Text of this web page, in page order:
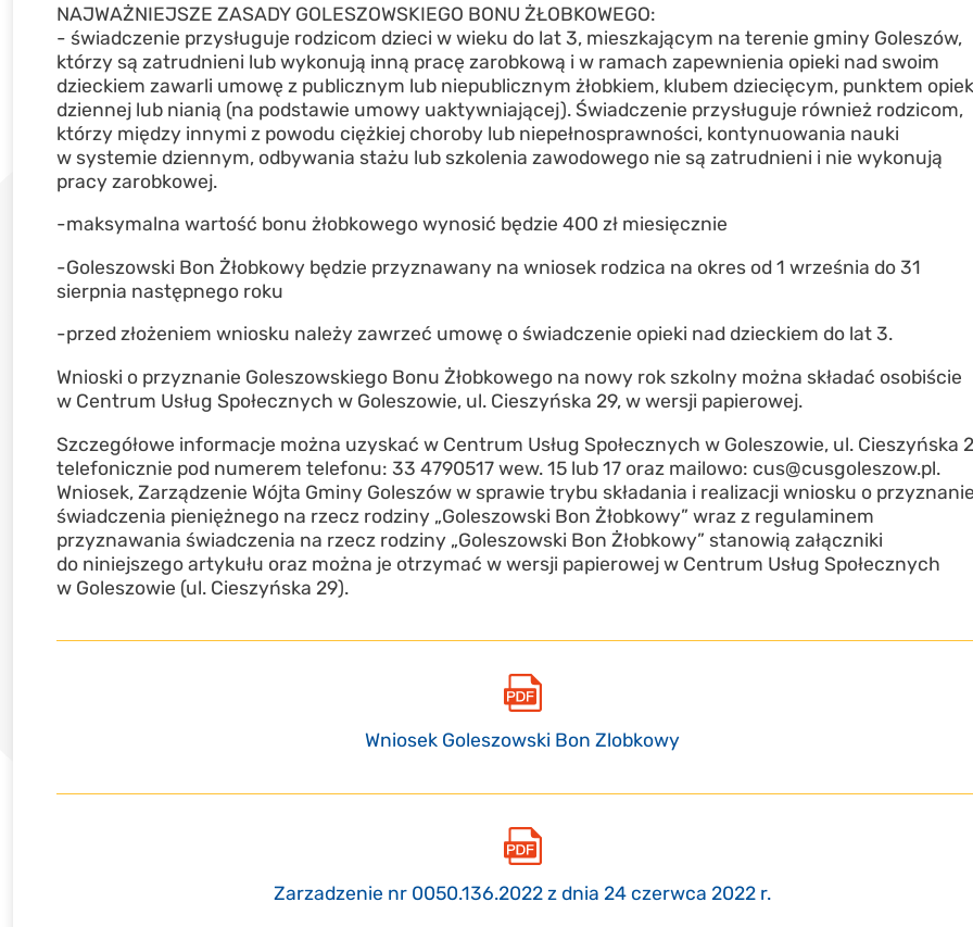
NAJWAŻNIEJSZE ZASADY GOLESZOWSKIEGO BONU ŻŁOBKOWEGO:
- świadczenie przysługuje rodzicom dzieci w wieku do lat 3, mieszkającym na terenie gminy Goleszów,
którzy są zatrudnieni lub wykonują inną pracę zarobkową i w ramach zapewnienia opieki nad swoim
dzieckiem zawarli umowę z publicznym lub niepublicznym żłobkiem, klubem dziecięcym, punktem
dziennej lub nianią (na podstawie umowy uaktywniającej). Świadczenie przysługuje również rodzicom,
którzy między innymi z powodu ciężkiej choroby lub niepełnosprawności, kontynuowania nauki
w systemie dziennym, odbywania stażu lub szkolenia zawodowego nie są zatrudnieni i nie wykonują
pracy zarobkowej.
-maksymalna wartość bonu żłobkowego wynosić będzie 400 zł miesięcznie
-Goleszowski Bon Żłobkowy będzie przyznawany na wniosek rodzica na okres od 1 września do 31
sierpnia następnego roku
-przed złożeniem wniosku należy zawrzeć umowę o świadczenie opieki nad dzieckiem do lat 3.
Wnioski o przyznanie Goleszowskiego Bonu Żłobkowego na nowy rok szkolny można składać osobiście
w Centrum Usług Społecznych w Goleszowie, ul. Cieszyńska 29, w wersji papierowej.
Szczegółowe informacje można uzyskać w Centrum Usług Społecznych w Goleszowie, ul. Cieszyńska
telefonicznie pod numerem telefonu: 33 4790517 wew. 15 lub 17 oraz mailowo: cus@cusgoleszow.pl.
Wniosek, Zarządzenie Wójta Gminy Goleszów w sprawie trybu składania i realizacji wniosku o
świadczenia pieniężnego na rzecz rodziny „Goleszowski Bon Żłobkowy” wraz z regulaminem
przyznawania świadczenia na rzecz rodziny „Goleszowski Bon Żłobkowy” stanowią załączniki
do niniejszego artykułu oraz można je otrzymać w wersji papierowej w Centrum Usług Społecznych
w Goleszowie (ul. Cieszyńska 29).
Wniosek Goleszowski Bon Zlobkowy
Zarzadzenie nr 0050.136.2022 z dnia 24 czerwca 2022 r.